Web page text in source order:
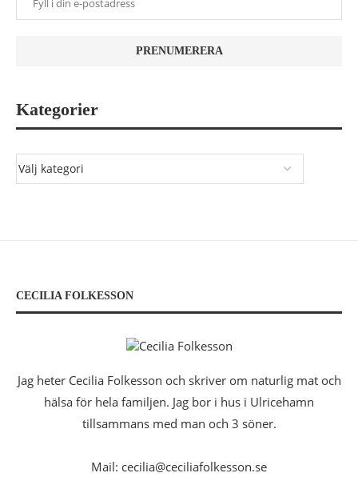
Kategorier
CECILIA FOLKESSON
Jag heter Cecilia Folkesson och skriver om naturlig mat och
hälsa för hela familjen. Jag bor i hus i Ulricehamn
tillsammans med man och 3 söner.
Mail: cecilia@ceciliafolkesson.se